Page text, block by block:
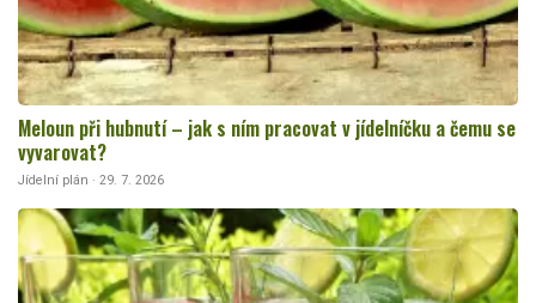
Meloun při hubnutí – jak s ním pracovat v jídelníčku a čemu se
vyvarovat?
Jídelní plán · 29. 7. 2026